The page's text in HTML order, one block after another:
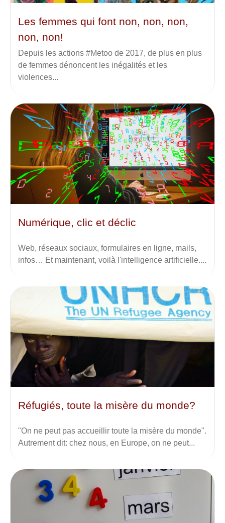
Les femmes qui font non, non, non,
non, non!
Depuis les actions #Metoo de 2017, de plus en plus
de femmes dénoncent les inégalités et les
violences...
Numérique, clic et déclic
Web, réseaux sociaux, formulaires en ligne, mails,
infos… Et maintenant, voilà l'intelligence artificielle....
Réfugiés, toute la misère du monde?
"On ne peut pas accueillir toute la misère du monde".
Autrement dit: chez nous, en Europe, on ne peut...